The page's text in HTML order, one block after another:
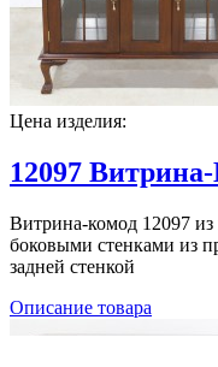
Цена изделия:
12097
Витрина-комод 12097 из
боковыми стенками из
задней стенкой
Описание товара